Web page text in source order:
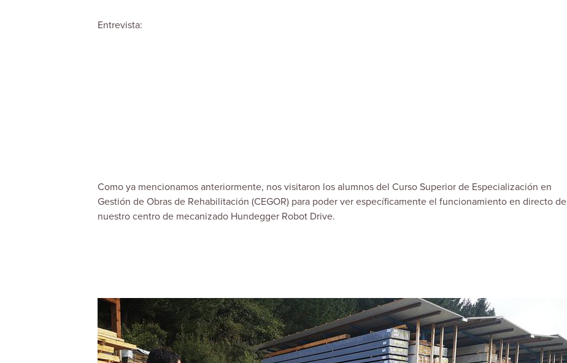
Entrevista:
Como ya mencionamos anteriormente, nos visitaron los alumnos del Curso Superior de Especialización en
Gestión de Obras de Rehabilitación (CEGOR) para poder ver específicamente el funcionamiento en directo de
nuestro centro de mecanizado Hundegger Robot Drive.